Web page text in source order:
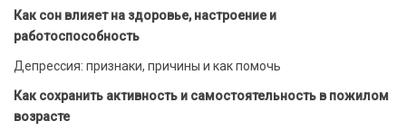
Как сон влияет на здоровье, настроение и
работоспособность
Депрессия: признаки, причины и как помочь
Как сохранить активность и самостоятельность в пожилом
возрасте